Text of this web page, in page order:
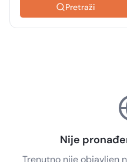
Pretraži
Nije
Trenutno nije objavljen